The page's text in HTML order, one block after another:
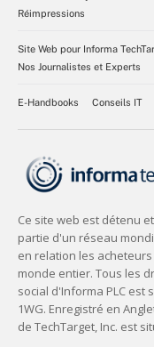
Réimpressions
Site Web pour Informa
Nos Journalistes et Experts
E-Handbooks Conseils IT